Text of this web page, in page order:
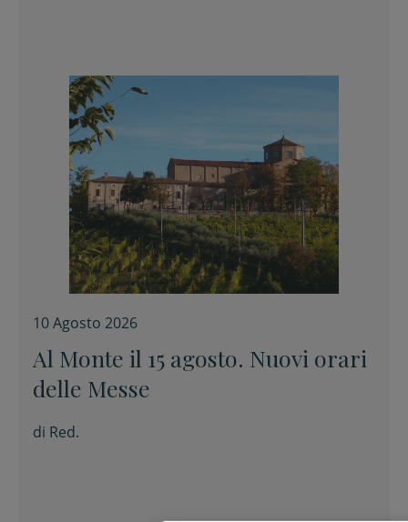
10 Agosto 2026
Al Monte il 15 agosto. Nuovi orari
delle Messe
di Red.